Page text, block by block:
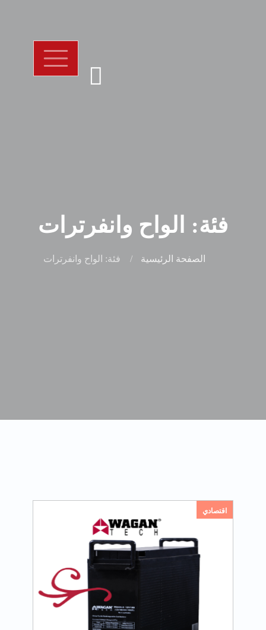
فئة: الواح وانفرترات
الصفحة الرئيسية فئة: الواح وانفرترات
اقتصادي